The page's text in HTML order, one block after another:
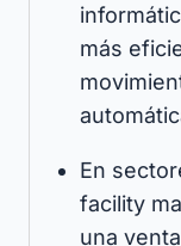
más
En
facility
una